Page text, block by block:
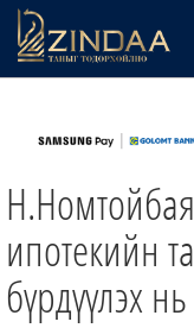
ТВ8
ӨГЛӨӨНИЙ СОНИН
ЗИНДАА СЭТГҮҮЛ
ипотекийн
бүрдүүлэх